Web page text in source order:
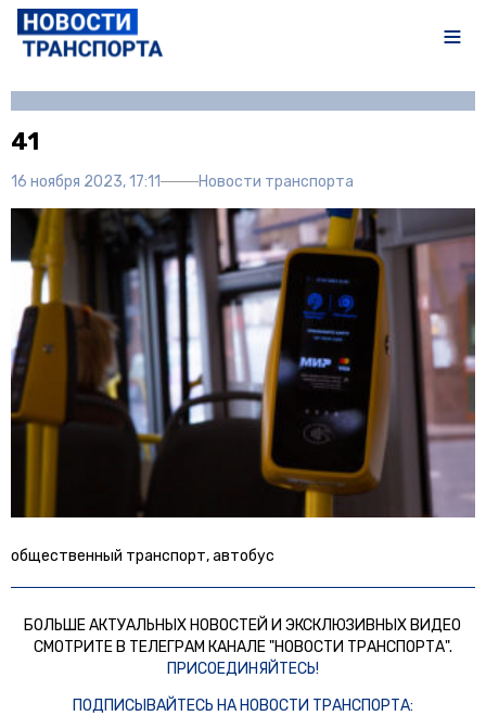
41
16 ноября 2023, 17:11 Новости транспорта
общественный транспорт, автобус
БОЛЬШЕ АКТУАЛЬНЫХ НОВОСТЕЙ И ЭКСКЛЮЗИВНЫХ ВИДЕО
СМОТРИТЕ В ТЕЛЕГРАМ КАНАЛЕ "НОВОСТИ ТРАНСПОРТА".
ПРИСОЕДИНЯЙТЕСЬ!
ПОДПИСЫВАЙТЕСЬ НА НОВОСТИ ТРАНСПОРТА: